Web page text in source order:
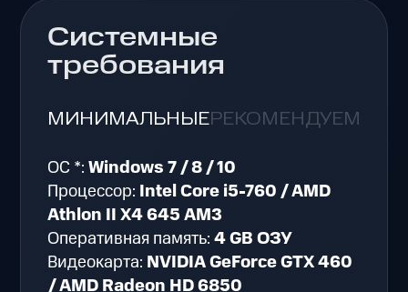
Системные
требования
МИНИМАЛЬНЫЕРЕКОМЕНДУЕМЫЕ
ОС *:Windows 7 / 8 / 10
Процессор: Intel Core i5-760 / AMD
Athlon II X4 645 AM3
Оперативная память:4 GB ОЗУ
Видеокарта: NVIDIA GeForce GTX 460
/ AMD Radeon HD 6850